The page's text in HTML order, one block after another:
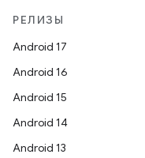
РЕЛИЗЫ
Android 17
Android 16
Android 15
Android 14
Android 13